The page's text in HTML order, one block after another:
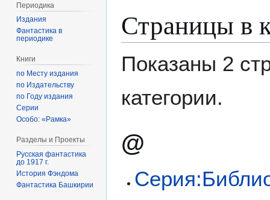
Страницы в
Показаны 2
категории.
@
Периодика
Издания
Фантастика в
периодике
Книги
по Месту издания
по Издательству
по Году издания
Серии
Особо: «Рамка»
Разделы и Проекты
Русская фантастика
до 1917 г.
История Фэндома
Фантастика Башкирии